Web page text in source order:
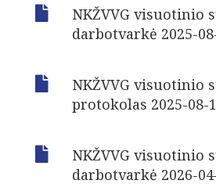

NKŽVVG visuotinio
darbotvarkė 2025-

NKŽVVG visuotinio
protokolas 2025-08-

NKŽVVG visuotinio
darbotvarkė 2026-